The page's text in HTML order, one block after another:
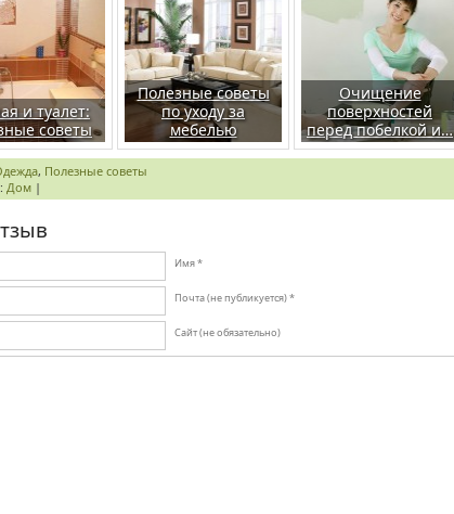
и туалет:
советы
Полезные советы
по уходу за
мебелью
Очищение
поверхностей
перед побелкой и…
, Полезные советы
Дом |
Имя *
Почта (не публикуется) *
Сайт (не обязательно)